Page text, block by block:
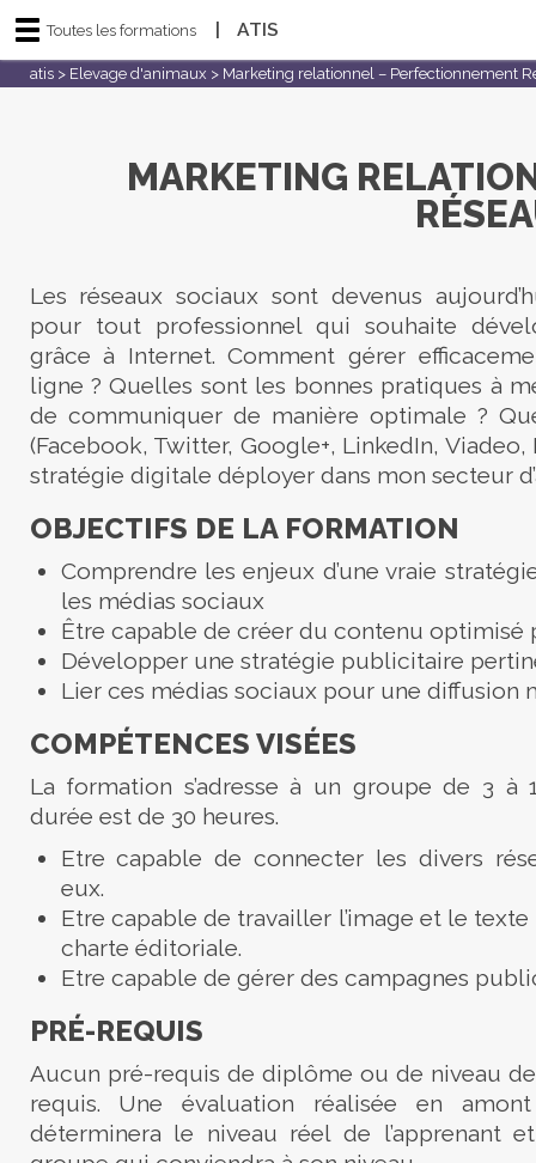
Toutes les formations | ATIS
atis> Elevage d'animaux > Marketing relationnel – Perfectionnement
MARKETING
Les réseaux sociaux sont devenus
pour tout professionnel qui souhaite
grâce à Internet. Comment gérer
ligne ? Quelles sont les bonnes pratiques à
de communiquer de manière optimale ?
(Facebook, Twitter, Google+, LinkedIn, Viadeo,
stratégie digitale déployer dans mon secteur
OBJECTIFS DE LA FORMATION
Comprendre les enjeux d’une vraie
les médias sociaux
Être capable de créer du contenu optimisé
Développer une stratégie publicitaire
Lier ces médias sociaux pour une diffusion
COMPÉTENCES VISÉES
La formation s’adresse à un groupe de 3 à
durée est de 30 heures.
Etre capable de connecter les divers
eux.
Etre capable de travailler l’image et le texte
charte éditoriale.
Etre capable de gérer des campagnes
PRÉ-REQUIS
Aucun pré-requis de diplôme ou de niveau de
requis. Une évaluation réalisée en
déterminera le niveau réel de l’apprenant